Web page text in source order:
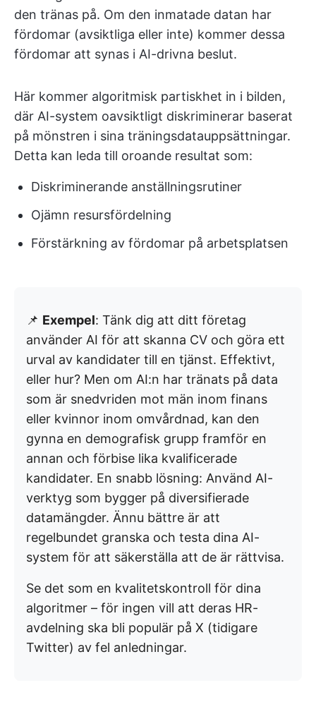
den tränas på. Om den inmatade datan har
fördomar (avsiktliga eller inte) kommer dessa
fördomar att synas i AI-drivna beslut.
Här kommer algoritmisk partiskhet in i bilden,
där AI-system oavsiktligt diskriminerar baserat
på mönstren i sina träningsdatauppsättningar.
Detta kan leda till oroande resultat som:
Diskriminerande anställningsrutiner
Ojämn resursfördelning
Förstärkning av fördomar på arbetsplatsen
📌 Exempel: Tänk dig att ditt företag
använder AI för att skanna CV och göra ett
urval av kandidater till en tjänst. Effektivt,
eller hur? Men om AI:n har tränats på data
som är snedvriden mot män inom finans
eller kvinnor inom omvårdnad, kan den
gynna en demografisk grupp framför en
annan och förbise lika kvalificerade
kandidater. En snabb lösning: Använd AI-
verktyg som bygger på diversifierade
datamängder. Ännu bättre är att
regelbundet granska och testa dina AI-
system för att säkerställa att de är rättvisa.
Se det som en kvalitetskontroll för dina
algoritmer – för ingen vill att deras HR-
avdelning ska bli populär på X (tidigare
Twitter) av fel anledningar.